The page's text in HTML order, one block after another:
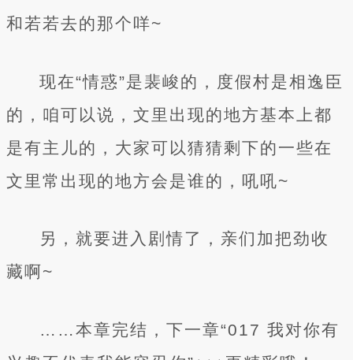
和若若去的那个咩~
现在“情惑”是裴峻的，度假村是相逸臣
的，咱可以说，文里出现的地方基本上都
是有主儿的，大家可以猜猜剩下的一些在
文里常出现的地方会是谁的，吼吼~
另，就要进入剧情了，亲们加把劲收
藏啊~
……本章完结，下一章“017 我对你有